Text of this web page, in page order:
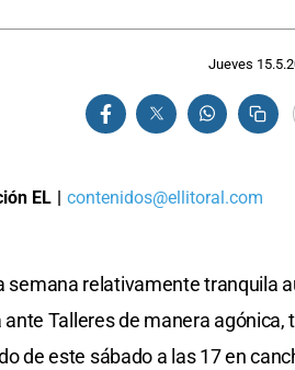
Jueves
EL | contenidos@ellitoral.com
semana relativamente tranquila
ante Talleres de manera
de este sábado a las 17 en